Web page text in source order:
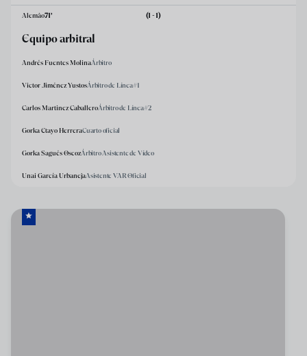
Alemâo71’ (1 - 1)
Equipo arbitral
Andrés Fuentes MolinaÁrbitro
Victor Jiménez YustosÁrbitro de Línea#1
Carlos Martinez CaballeroÁrbitro de Línea#2
Gorka Etayo HerreraCuarto oficial
Gorka Sagués OscozÁrbitro Asistente de Vídeo
Unai García UrbanejaAsistente VAR Oficial